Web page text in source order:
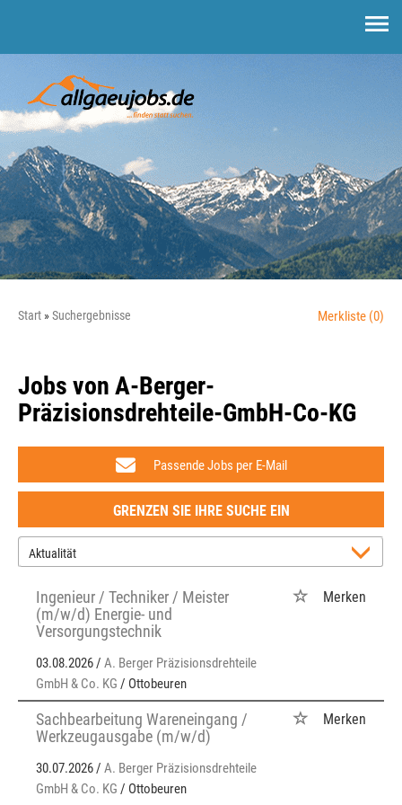
Start Suchergebnisse Merkliste (0)
Jobs von A-Berger-
Präzisionsdrehteile-GmbH-Co-KG
Passende Jobs per E-Mail
GRENZEN SIE IHRE SUCHE EIN
Ingenieur / Techniker / Meister
(m/w/d) Energie- und
Versorgungstechnik
03.08.2026 / A. Berger Präzisionsdrehteile
GmbH & Co. KG / Ottobeuren
Merken
Sachbearbeitung Wareneingang /
Werkzeugausgabe (m/w/d)
30.07.2026 / A. Berger Präzisionsdrehteile
GmbH & Co. KG / Ottobeuren
Merken